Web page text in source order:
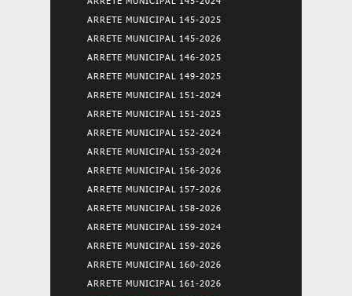
ARRETE MUNICIPAL 145-2025
ARRETE MUNICIPAL 145-2026
ARRETE MUNICIPAL 146-2025
ARRETE MUNICIPAL 149-2025
ARRETE MUNICIPAL 151-2024
ARRETE MUNICIPAL 151-2025
ARRETE MUNICIPAL 152-2024
ARRETE MUNICIPAL 153-2024
ARRETE MUNICIPAL 156-2026
ARRETE MUNICIPAL 157-2026
ARRETE MUNICIPAL 158-2026
ARRETE MUNICIPAL 159-2024
ARRETE MUNICIPAL 159-2026
ARRETE MUNICIPAL 160-2026
ARRETE MUNICIPAL 161-2026